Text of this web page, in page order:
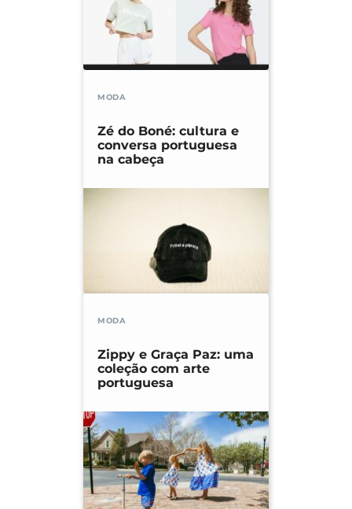
MODA
Zé do Boné: cultura e
conversa portuguesa
na cabeça
MODA
Zippy e Graça Paz: uma
coleção com arte
portuguesa